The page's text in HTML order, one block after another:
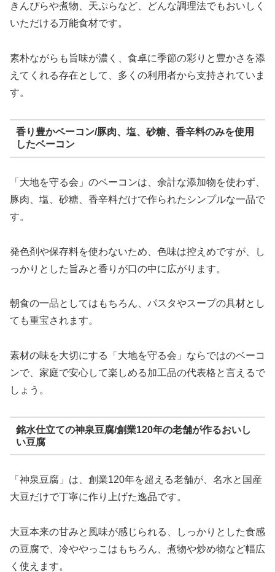
きんぴらや煮物、天ぷらなど、どんな調理法でもおいしく
いただける万能食材です。
素朴ながらも旨味が濃く、食卓に季節の彩りと豊かさを添
えてくれる存在として、多くの利用者から支持されていま
す。
香り豊かベーコン/豚肉、塩、砂糖、香辛料のみを使用
したベーコン
「大地を守る会」のベーコンは、余計な添加物を使わず、
豚肉、塩、砂糖、香辛料だけで作られたシンプルな一品で
す。
発色剤や保存料を使わないため、色味は控えめですが、し
っかりとした旨みと香りが口の中に広がります。
朝食の一品としてはもちろん、パスタやスープの具材とし
ても重宝されます。
素材の味を大切にする「大地を守る会」ならではのベーコ
ンで、家庭で安心して楽しめる加工品の代表格と言えるで
しょう。
銘水仕立ての神泉豆腐/創業120年の老舗が作るおいし
い豆腐
「神泉豆腐」は、創業120年を超える老舗が、名水と国産
大豆だけで丁寧に作り上げた逸品です。
大豆本来の甘みと風味が感じられる、しっかりとした食感
の豆腐で、冷ややっこはもちろん、煮物や炒め物など幅広
く使えます。